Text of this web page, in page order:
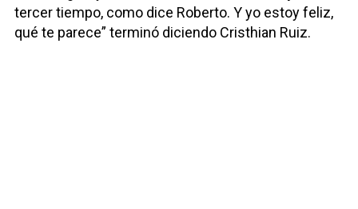
tercer tiempo, como dice Roberto. Y yo estoy feliz,
qué te parece” terminó diciendo Cristhian Ruiz.